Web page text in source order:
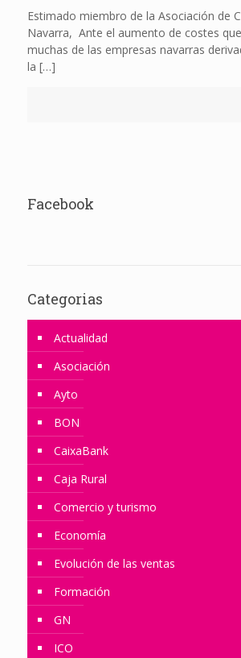
Estimado miembro de la Asociación de
Navarra, Ante el aumento de costes
muchas de las empresas navarras
la […]
Facebook
Categorias
Actualidad
Asociación
Ayto
BON
CaixaBank
Caja Rural
Comercio y turismo
Economía
Evolución de las ventas
Formación
GN
ICO